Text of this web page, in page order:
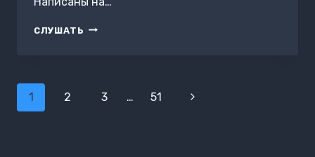
СЛУШАТЬ ЛЕСНОЙ
Навигация
по
1 2 3 … 51
Следующая